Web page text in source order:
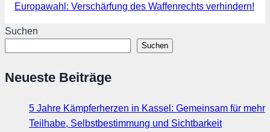
Europawahl: Verschärfung des Waffenrechts verhindern!
Suchen
Suchen
Neueste Beiträge
5 Jahre Kämpferherzen in Kassel: Gemeinsam für mehr
Teilhabe, Selbstbestimmung und Sichtbarkeit